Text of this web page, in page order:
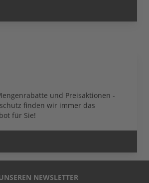
und Preisaktionen -
finden wir immer das
für Sie!
NEWSLETTER